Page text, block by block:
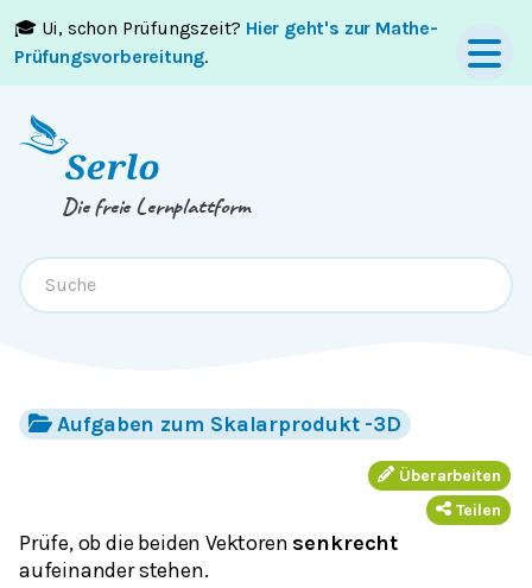
🎓 Ui, schon Prüfungszeit? Hier geht's zur Mathe-
Prüfungsvorbereitung.
Springe zumInhaltoderFooter
Die freie Lernplattform
Aufgaben zum Skalarprodukt -3D
Überarbeiten
Teilen
Prüfe, ob die beiden Vektoren senkrecht
aufeinander stehen.